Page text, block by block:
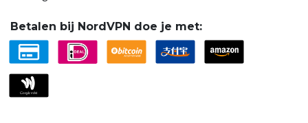
Betalen bij NordVPN doe je met: